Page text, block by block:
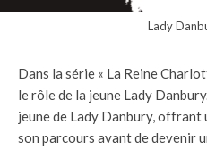
Lady
Dans la série « La Reine
le rôle de la jeune Lady
jeune de Lady Danbury, offrant
son parcours avant de devenir